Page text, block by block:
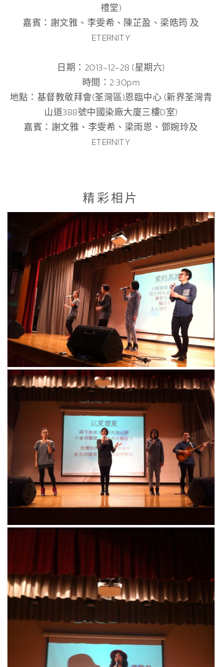
禮堂)
嘉賓：謝文雅、李雯希、陳芷盈、梁皓筠 及
ETERNITY
日期：2013-12-28 (星期六)
時間：2:30pm
地點：基督教敬拜會(荃灣區)恩臨中心 (新界荃灣青
山道388號中國染廠大廈三樓D室)
嘉賓：謝文雅、李雯希、梁雨恩、鄧婉玲及
ETERNITY
精彩相片